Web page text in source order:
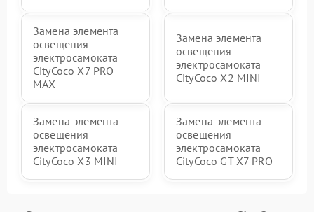
Замена элемента
освещения
электросамоката
CityCoco X7 PRO
MAX
Замена элемента
освещения
электросамоката
CityCoco X2 MINI
Замена элемента
освещения
электросамоката
CityCoco X3 MINI
Замена элемента
освещения
электросамоката
CityCoco GT X7 PRO